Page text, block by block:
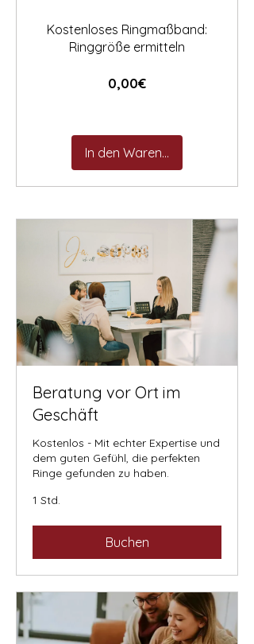
Kostenloses Ringmaßband:
Ringgröße ermitteln
0,00€Preis
In den Warenkorb
Beratung vor Ort im
Geschäft
Kostenlos - Mit echter Expertise und
dem guten Gefühl, die perfekten
Ringe gefunden zu haben.
1 Std.
Buchen